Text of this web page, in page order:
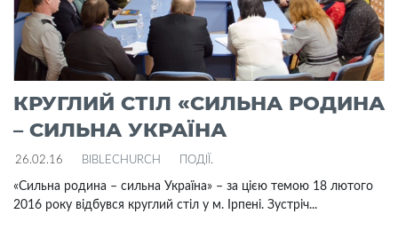
КРУГЛИЙ СТІЛ «СИЛЬНА РОДИНА
– СИЛЬНА УКРАЇНА
26.02.16 BIBLECHURCH ПОДІЇ .
«Сильна родина – сильна Україна» – за цією темою 18 лютого
2016 року відбувся круглий стіл у м. Ірпені. Зустріч...